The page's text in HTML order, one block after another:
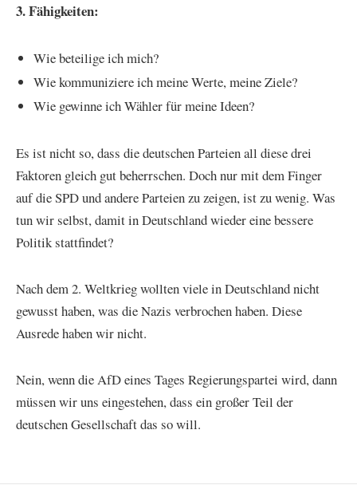
3. Fähigkeiten:
Wie beteilige ich mich?
Wie kommuniziere ich meine Werte, meine Ziele?
Wie gewinne ich Wähler für meine Ideen?
Es ist nicht so, dass die deutschen Parteien all diese drei
Faktoren gleich gut beherrschen. Doch nur mit dem Finger
auf die SPD und andere Parteien zu zeigen, ist zu wenig. Was
tun wir selbst, damit in Deutschland wieder eine bessere
Politik stattfindet?
Nach dem 2. Weltkrieg wollten viele in Deutschland nicht
gewusst haben, was die Nazis verbrochen haben. Diese
Ausrede haben wir nicht.
Nein, wenn die AfD eines Tages Regierungspartei wird, dann
müssen wir uns eingestehen, dass ein großer Teil der
deutschen Gesellschaft das so will.